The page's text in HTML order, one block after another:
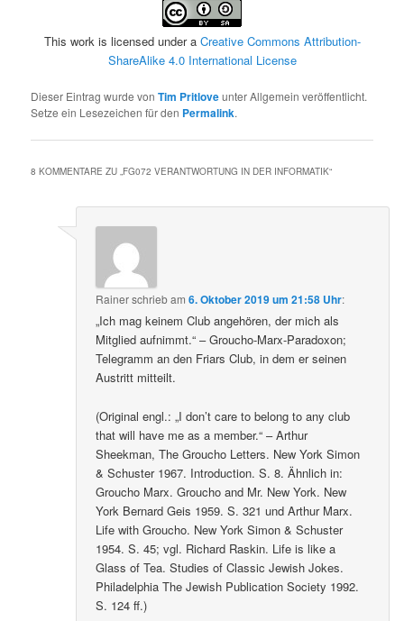
This work is licensed under a Creative Commons Attribution-
ShareAlike 4.0 International License
Dieser Eintrag wurde vonTim Pritloveunter Allgemein veröffentlicht.
Setze ein Lesezeichen für den Permalink.
8 KOMMENTARE ZU „FG072 VERANTWORTUNG IN DER INFORMATIK“
Rainerschriebam6. Oktober 2019 um 21:58 Uhr:
„Ich mag keinem Club angehören, der mich als
Mitglied aufnimmt.“ – Groucho-Marx-Paradoxon;
Telegramm an den Friars Club, in dem er seinen
Austritt mitteilt.
(Original engl.: „I don’t care to belong to any club
that will have me as a member.“ – Arthur
Sheekman, The Groucho Letters. New York Simon
& Schuster 1967. Introduction. S. 8. Ähnlich in:
Groucho Marx. Groucho and Mr. New York. New
York Bernard Geis 1959. S. 321 und Arthur Marx.
Life with Groucho. New York Simon & Schuster
1954. S. 45; vgl. Richard Raskin. Life is like a
Glass of Tea. Studies of Classic Jewish Jokes.
Philadelphia The Jewish Publication Society 1992.
S. 124 ff.)